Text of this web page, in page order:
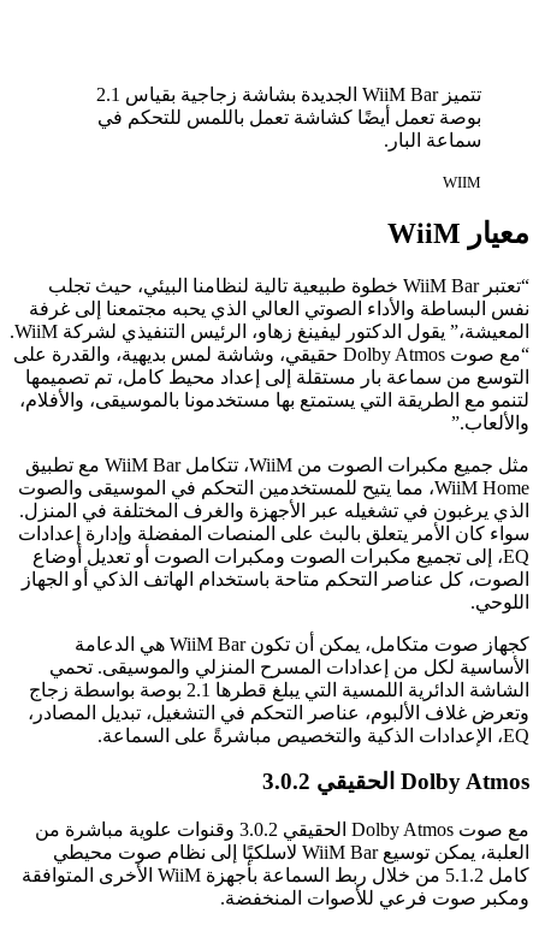
تتميز WiiM Bar الجديدة بشاشة زجاجية بقياس 2.1
بوصة تعمل أيضًا كشاشة تعمل باللمس للتحكم في
سماعة البار.
WIIM
معيار WiiM
“تعتبر WiiM Bar خطوة طبيعية تالية لنظامنا البيئي، حيث تجلب
نفس البساطة والأداء الصوتي العالي الذي يحبه مجتمعنا إلى غرفة
المعيشة،” يقول الدكتور ليفينغ زهاو، الرئيس التنفيذي لشركة WiiM.
“مع صوت Dolby Atmos حقيقي، وشاشة لمس بديهية، والقدرة على
التوسع من سماعة بار مستقلة إلى إعداد محيط كامل، تم تصميمها
لتنمو مع الطريقة التي يستمتع بها مستخدمونا بالموسيقى، والأفلام،
والألعاب.”
مثل جميع مكبرات الصوت من WiiM، تتكامل WiiM Bar مع تطبيق
WiiM Home، مما يتيح للمستخدمين التحكم في الموسيقى والصوت
الذي يرغبون في تشغيله عبر الأجهزة والغرف المختلفة في المنزل.
سواء كان الأمر يتعلق بالبث على المنصات المفضلة وإدارة إعدادات
EQ، إلى تجميع مكبرات الصوت ومكبرات الصوت أو تعديل أوضاع
الصوت، كل عناصر التحكم متاحة باستخدام الهاتف الذكي أو الجهاز
اللوحي.
كجهاز صوت متكامل، يمكن أن تكون WiiM Bar هي الدعامة
الأساسية لكل من إعدادات المسرح المنزلي والموسيقى. تحمي
الشاشة الدائرية اللمسية التي يبلغ قطرها 2.1 بوصة بواسطة زجاج
وتعرض غلاف الألبوم، عناصر التحكم في التشغيل، تبديل المصادر،
EQ، الإعدادات الذكية والتخصيص مباشرةً على السماعة.
Dolby Atmos الحقيقي 3.0.2
مع صوت Dolby Atmos الحقيقي 3.0.2 وقنوات علوية مباشرة من
العلبة، يمكن توسيع WiiM Bar لاسلكيًا إلى نظام صوت محيطي
كامل 5.1.2 من خلال ربط السماعة بأجهزة WiiM الأخرى المتوافقة
ومكبر صوت فرعي للأصوات المنخفضة.